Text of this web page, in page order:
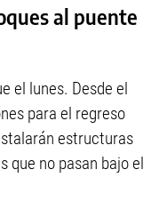
al puente
el lunes. Desde el
para el regreso
estructuras
que no pasan bajo el